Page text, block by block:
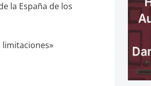
la España de los
limitaciones»